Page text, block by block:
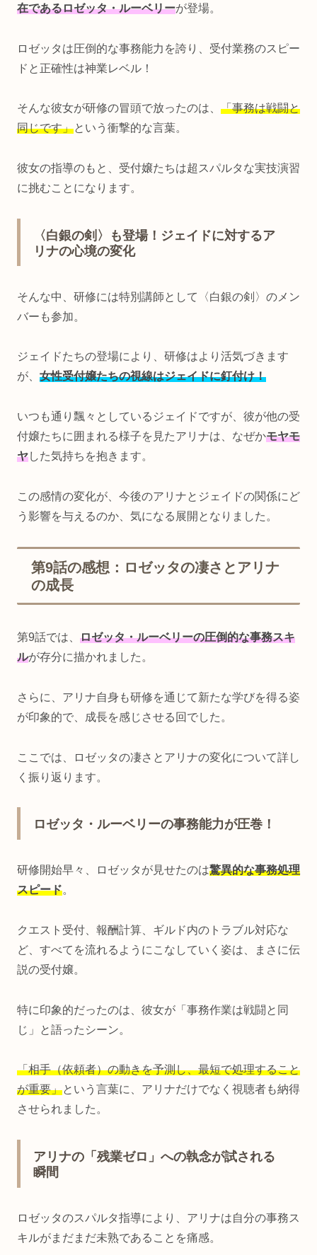
在であるロゼッタ・ルーベリーが登場。
ロゼッタは圧倒的な事務能力を誇り、受付業務のスピー
ドと正確性は神業レベル！
そんな彼女が研修の冒頭で放ったのは、 「事務は戦闘と
同じです」という衝撃的な言葉。
彼女の指導のもと、受付嬢たちは超スパルタな実技演習
に挑むことになります。
〈白銀の剣〉も登場！ジェイドに対するア
リナの心境の変化
そんな中、研修には特別講師として〈白銀の剣〉のメン
バーも参加。
ジェイドたちの登場により、研修はより活気づきます
が、 女性受付嬢たちの視線はジェイドに釘付け！
いつも通り飄々としているジェイドですが、彼が他の受
付嬢たちに囲まれる様子を見たアリナは、なぜかモヤモ
ヤした気持ちを抱きます。
この感情の変化が、今後のアリナとジェイドの関係にど
う影響を与えるのか、気になる展開となりました。
第9話の感想：ロゼッタの凄さとアリナ
の成長
第9話では、 ロゼッタ・ルーベリーの圧倒的な事務スキ
ルが存分に描かれました。
さらに、アリナ自身も研修を通じて新たな学びを得る姿
が印象的で、成長を感じさせる回でした。
ここでは、ロゼッタの凄さとアリナの変化について詳し
く振り返ります。
ロゼッタ・ルーベリーの事務能力が圧巻！
研修開始早々、ロゼッタが見せたのは驚異的な事務処理
スピード。
クエスト受付、報酬計算、ギルド内のトラブル対応な
ど、すべてを流れるようにこなしていく姿は、まさに伝
説の受付嬢。
特に印象的だったのは、彼女が「事務作業は戦闘と同
じ」と語ったシーン。
「相手（依頼者）の動きを予測し、最短で処理すること
が重要」という言葉に、アリナだけでなく視聴者も納得
させられました。
アリナの「残業ゼロ」への執念が試される
瞬間
ロゼッタのスパルタ指導により、アリナは自分の事務ス
キルがまだまだ未熟であることを痛感。